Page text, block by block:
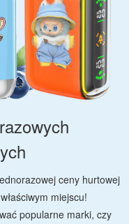
ceny hurtowej
miejscu!
popularne marki, czy